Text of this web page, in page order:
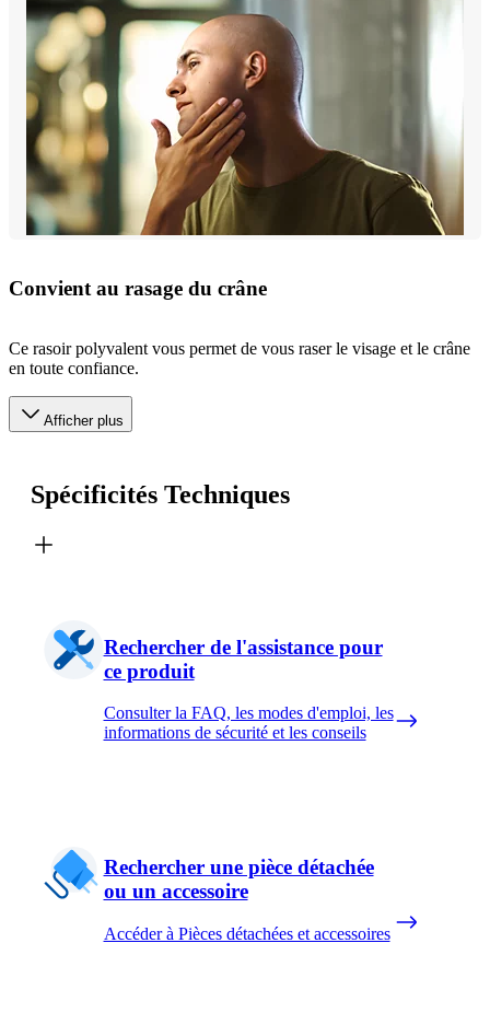
Convient au rasage du crâne
Ce rasoir polyvalent vous permet de vous raser le visage et le crâne
en toute confiance.
Afficher plus
Spécificités Techniques
Rechercher de l'assistance pour
ce produit
Consulter la FAQ, les modes d'emploi, les
informations de sécurité et les conseils
Rechercher une pièce détachée
ou un accessoire
Accéder à Pièces détachées et accessoires